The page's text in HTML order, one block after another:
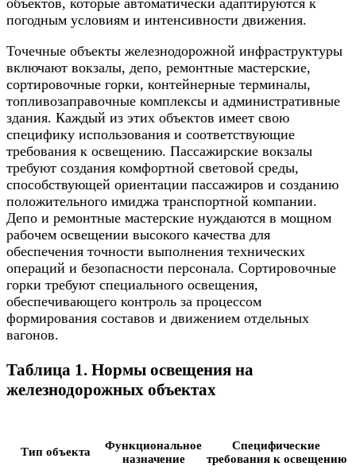
объектов, которые автоматически адаптируются к
погодным условиям и интенсивности движения.
Точечные объекты железнодорожной инфраструктуры
включают вокзалы, депо, ремонтные мастерские,
сортировочные горки, контейнерные терминалы,
топливозаправочные комплексы и административные
здания. Каждый из этих объектов имеет свою
специфику использования и соответствующие
требования к освещению. Пассажирские вокзалы
требуют создания комфортной световой среды,
способствующей ориентации пассажиров и созданию
положительного имиджа транспортной компании.
Депо и ремонтные мастерские нуждаются в мощном
рабочем освещении высокого качества для
обеспечения точности выполнения технических
операций и безопасности персонала. Сортировочные
горки требуют специального освещения,
обеспечивающего контроль за процессом
формирования составов и движением отдельных
вагонов.
Таблица 1. Нормы освещения на
железнодорожных объектах
Тип объекта
Функциональное
назначение
Специфические
требования к освещению